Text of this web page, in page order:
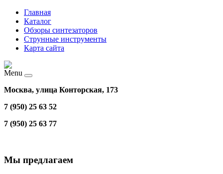
Главная
Каталог
Обзоры синтезаторов
Струнные инструменты
Карта сайта
Menu
Москва, улица Конторская, 173
7 (950) 25 63 52
7 (950) 25 63 77
Мы предлагаем